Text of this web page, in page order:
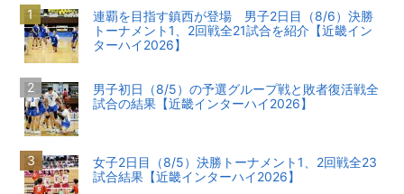
連覇を目指す鎮西が登場 男子2日目（8/6）決勝
トーナメント1、2回戦全21試合を紹介【近畿イン
ターハイ2026】
男子初日（8/5）の予選グループ戦と敗者復活戦全
試合の結果【近畿インターハイ2026】
女子2日目（8/5）決勝トーナメント1、2回戦全23
試合結果【近畿インターハイ2026】